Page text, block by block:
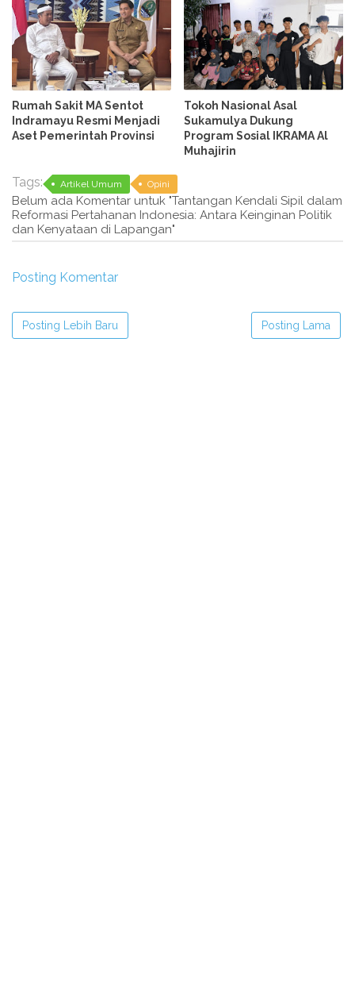
Rumah Sakit MA Sentot
Indramayu Resmi Menjadi
Aset Pemerintah Provinsi
Tokoh Nasional Asal
Sukamulya Dukung
Program Sosial IKRAMA Al
Muhajirin
Tags: Artikel Umum Opini
Belum ada Komentar untuk "Tantangan Kendali Sipil dalam
Reformasi Pertahanan Indonesia: Antara Keinginan Politik
dan Kenyataan di Lapangan"
Posting Komentar
Posting Lebih Baru Posting Lama